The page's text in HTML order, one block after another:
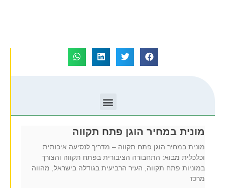
מונית במחיר הוגן פתח תקווה
מונית במחיר הוגן פתח תקווה – מדריך לנסיעה איכותית
וכלכלית מבוא: התחבורה הציבורית בפתח תקווה והצורך
במוניות פתח תקווה, העיר הרביעית בגודלה בישראל, מהווה
מרכז